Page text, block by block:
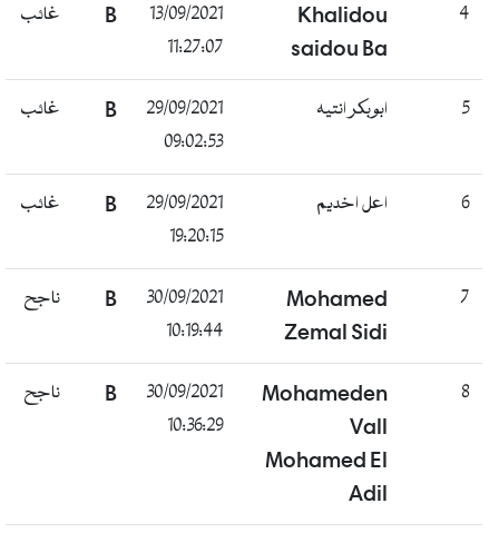
4
Khalidou
saidou Ba
13/09/2021
11:27:07
B غائب
5 ابوبكر انتيه
29/09/2021
09:02:53
B غائب
6 اعل اخديم
29/09/2021
19:20:15
B غائب
7
Mohamed
Zemal Sidi
30/09/2021
10:19:44
B ناجح
8
Mohameden
Vall
Mohamed El
Adil
30/09/2021
10:36:29
B ناجح